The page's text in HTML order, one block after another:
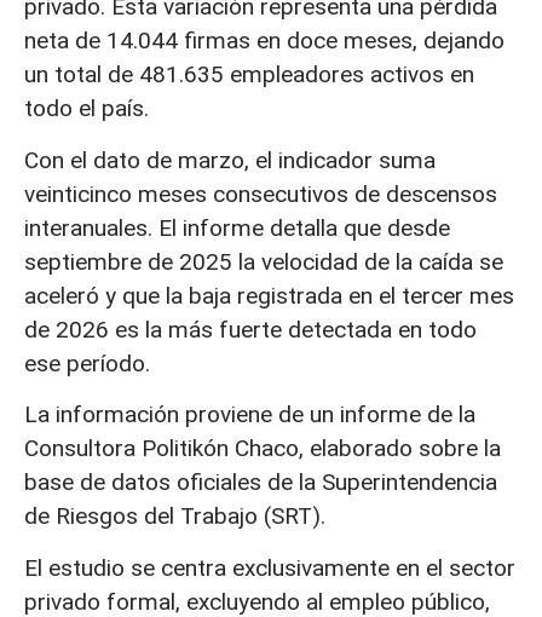
privado. Esta variación representa una pérdida
neta de 14.044 firmas en doce meses, dejando
un total de 481.635 empleadores activos en
todo el país.
Con el dato de marzo, el indicador suma
veinticinco meses consecutivos de descensos
interanuales. El informe detalla que desde
septiembre de 2025 la velocidad de la caída se
aceleró y que la baja registrada en el tercer mes
de 2026 es la más fuerte detectada en todo
ese período.
La información proviene de un informe de la
Consultora Politikón Chaco, elaborado sobre la
base de datos oficiales de la Superintendencia
de Riesgos del Trabajo (SRT).
El estudio se centra exclusivamente en el sector
privado formal, excluyendo al empleo público,